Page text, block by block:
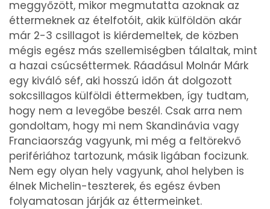
meggyőzött, mikor megmutatta azoknak az
éttermeknek az ételfotóit, akik külföldön akár
már 2-3 csillagot is kiérdemeltek, de közben
mégis egész más szellemiségben tálaltak, mint
a hazai csúcséttermek. Ráadásul Molnár Márk
egy kiváló séf, aki hosszú időn át dolgozott
sokcsillagos külföldi éttermekben, így tudtam,
hogy nem a levegőbe beszél. Csak arra nem
gondoltam, hogy mi nem Skandinávia vagy
Franciaország vagyunk, mi még a feltörekvő
perifériához tartozunk, másik ligában focizunk.
Nem egy olyan hely vagyunk, ahol helyben is
élnek Michelin-teszterek, és egész évben
folyamatosan járják az éttermeinket.